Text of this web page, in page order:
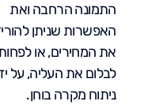
התמונה הרחבה ואת
האפשרות שניתן
את המחירים, או
לבלום את העליה, על
ניתוח מקרה בוחן.